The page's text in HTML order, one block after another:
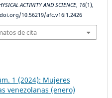
ACTIVITY AND SCIENCE, 16(1),
10.56219/afc.v16i1.2426
de cita
1 (2024): Mujeres
venezolanas (enero)